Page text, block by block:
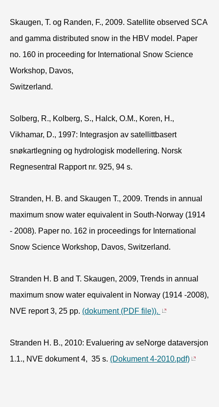
Skaugen, T. og Randen, F., 2009. Satellite observed SCA
and gamma distributed snow in the HBV model. Paper
no. 160 in proceeding for International Snow Science
Workshop, Davos,
Switzerland.
Solberg, R., Kolberg, S., Halck, O.M., Koren, H.,
Vikhamar, D., 1997: Integrasjon av satellittbasert
snøkartlegning og hydrologisk modellering. Norsk
Regnesentral Rapport nr. 925, 94 s.
Stranden, H. B. and Skaugen T., 2009. Trends in annual
maximum snow water equivalent in South-Norway (1914
- 2008). Paper no. 162 in proceedings for International
Snow Science Workshop, Davos, Switzerland.
Stranden H. B and T. Skaugen, 2009, Trends in annual
maximum snow water equivalent in Norway (1914 -2008),
NVE report 3, 25 pp. (dokument (PDF file)).
Stranden H. B., 2010: Evaluering av seNorge dataversjon
1.1., NVE dokument 4, 35 s. (Dokument 4-2010.pdf)